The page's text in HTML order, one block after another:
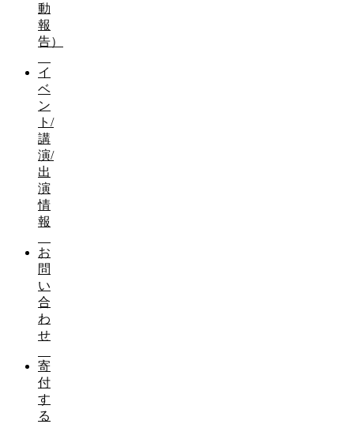
動
報
告）
イ
ベ
ン
ト/
講
演/
出
演
情
報
お
問
い
合
わ
せ
寄
付
す
る